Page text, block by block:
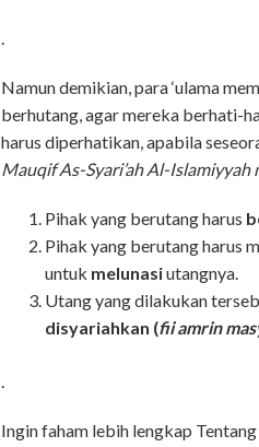
.
Namun demikian, para ‘ulama
berhutang, agar mereka berhati-
harus diperhatikan, apabila
Mauqif As-Syari’ah Al-Islamiyyah
Pihak yang berutang harus
Pihak yang berutang harus
untuk melunasiutangnya.
Utang yang dilakukan
disyariahkan (fii amrin
.
Ingin faham lebih lengkap